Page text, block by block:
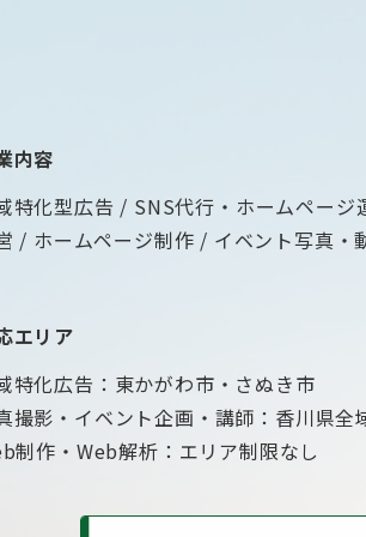
内容
特化型広告
SNS代行・ホームページ
ホームページ制作
イベント写真・
エリア
特化広告：東かがわ市・さぬき市
撮影・イベント企画・講師：香川県全
制作・Web解析：エリア制限なし